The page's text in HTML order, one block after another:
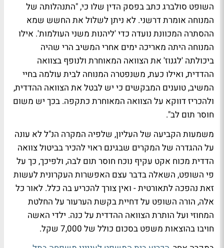
השופט סולברג כתב בפסק הדין שלו כי, "התנהלותה של
המנוחה אומרת דרשני. לא ניתן לשלול את החשש שמא
ההסתרה המכוונת נועדה כדי 'ליהנות משני העולמות'. אילו
המנוחה היתה מאריכה ימים אחרי המשיב הרי שהיה
ביכולתה 'לגנוז' את הצוואה המאוחרת ולנופף בצוואה
ההדדית, ואילו כעת, משנפטרה המנוחה לבית עולמה בחיי
המשיב, טוענים המבקשים כי יש לבטל את הצוואה ההדדית,
ולהכריז דווקא על הצוואה המאוחרת כתקפה. בכך יש משום
חוסר תום לב".
משמעות הקביעה של העליון, שלפיה המקרה הנ"ל לא עונה
על ההגדרה של המקרים שבגינם ראוי להכיר בביטול צוואה
הדדית מכוח אקט עקיף נוכח חוסר תום לבה, ולפיכך, כך על
פי השופט, השאלה בדבר עצם האפשרות העקרונית לעשות
זאת נהפכה לתאורטית - ואין צורך להכריע בה כלל. לאור כל
אלה, הורה השופט על דחיית בקשת הערעור על החלטת
המחוזי ועל הותרת הצוואה ההדדית על כנה. ילדי האשה
חויבו בהוצאות משפט בסכום כולל של 7,000 שקל.